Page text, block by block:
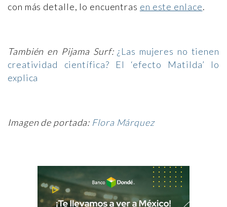
con más detalle, lo encuentras en este enlace.
También en Pijama Surf:¿Las mujeres no tienen
creatividad científica? El ‘efecto Matilda’ lo
explica
Imagen de portada: Flora Márquez